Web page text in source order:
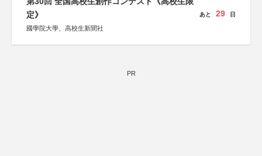
定》
國學院大學、高校生新聞社
あと 29 日
PR